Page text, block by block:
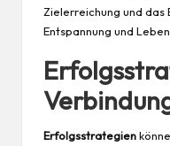
Zielerreichung und das
Entspannung und
Erfolgsstrategien